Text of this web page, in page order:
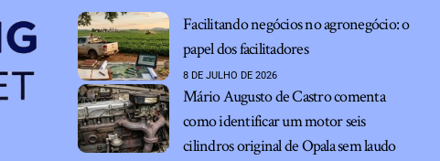
Facilitando negócios no agronegócio: o
papel dos facilitadores
8 DE JULHO DE 2026
Mário Augusto de Castro comenta
como identificar um motor seis
cilindros original de Opala sem laudo